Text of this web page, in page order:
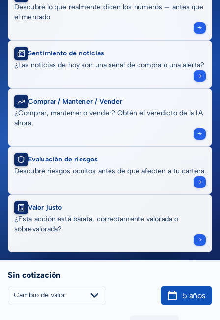
Descubre lo que realmente dicen los números — antes que
el mercado
Sentimiento de noticias
¿Las noticias de hoy son una señal de compra o una alerta?
Comprar / Mantener / Vender
¿Comprar, mantener o vender? Obtén el veredicto de la IA
ahora.
Evaluación de riesgos
Descubre riesgos ocultos antes de que afecten a tu cartera.
Valor justo
¿Esta acción está barata, correctamente valorada o
sobrevalorada?
Sin cotización
Cambio de valor 5 años